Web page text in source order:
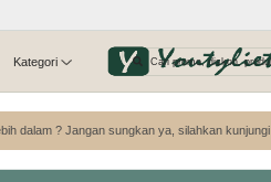
Kategori
dalam ? Jangan sungkan ya, silahkan kunjungi